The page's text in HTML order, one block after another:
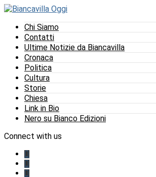
Chi Siamo
Contatti
Ultime Notizie da Biancavilla
Cronaca
Politica
Cultura
Storie
Chiesa
Link in Bio
Nero su Bianco Edizioni
Connect with us